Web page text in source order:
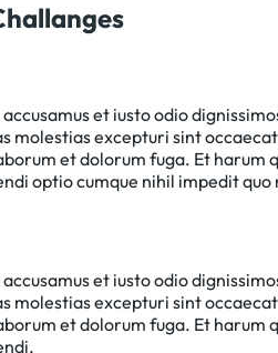
et iusto odio
molestias excepturi sint
et dolorum fuga. Et
optio cumque nihil impedit quo
et iusto odio
molestias excepturi sint
et dolorum fuga. Et